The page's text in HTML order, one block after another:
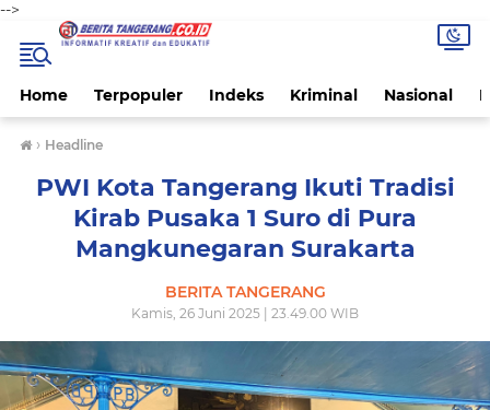
-->
Home Terpopuler Indeks Kriminal Nasional
› Headline
PWI Kota Tangerang Ikuti Tradisi
Kirab Pusaka 1 Suro di Pura
Mangkunegaran Surakarta
BERITA TANGERANG
Kamis, 26 Juni 2025 | 23.49.00 WIB